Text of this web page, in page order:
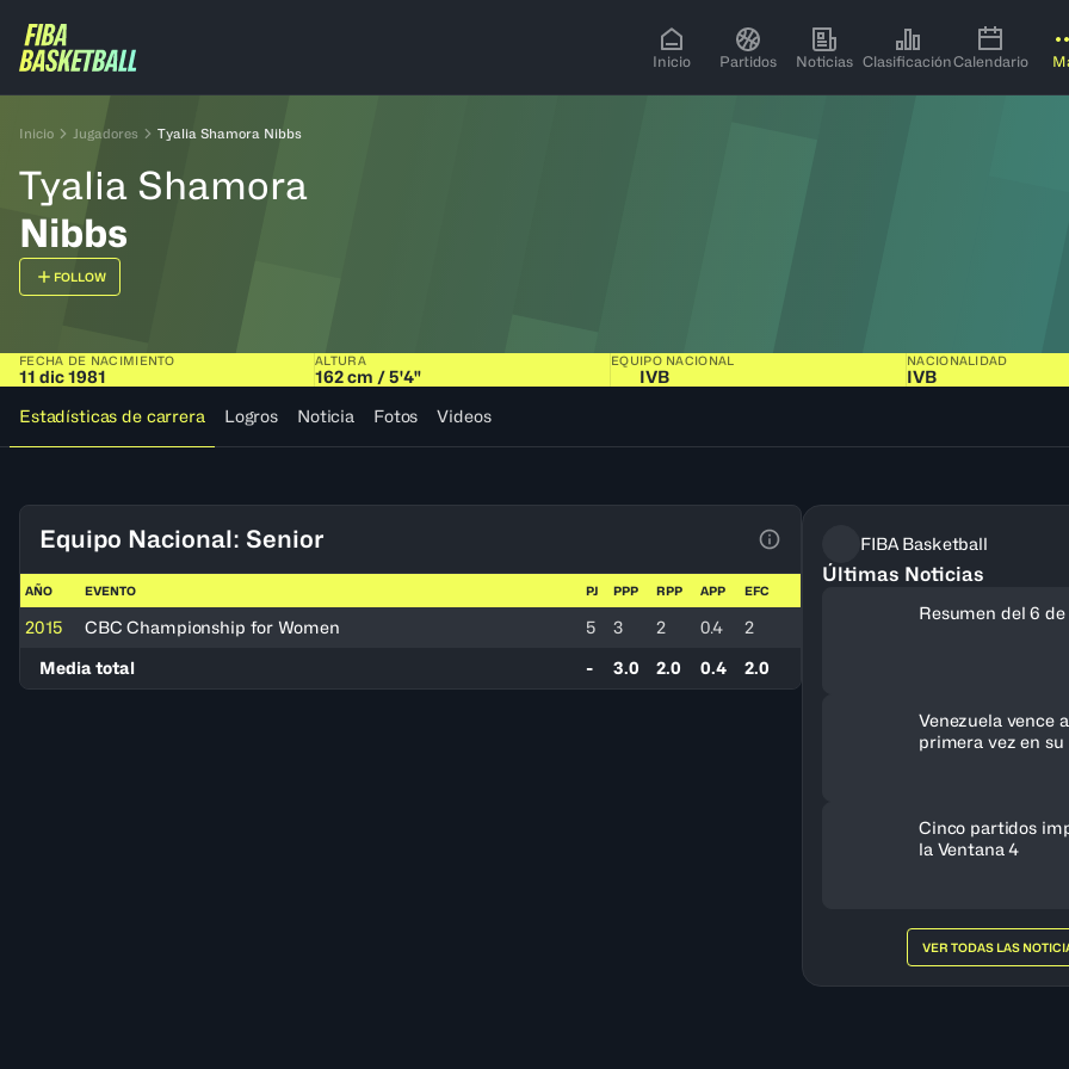
Inicio Partidos Noticias ClasificaciónCalendario
Inicio Jugadores Tyalia Shamora Nibbs
Tyalia Shamora
Nibbs
FOLLOW
FECHA DE NACIMIENTO
11 dic 1981
ALTURA
162 cm / 5'4"
EQUIPO NACIONAL
IVB
NACIONALIDAD
IVB
Estadísticas de carrera
Logros Noticia Fotos Videos
Equipo Nacional: Senior
Ver la leyenda
AÑO EVENTO PJ PPP RPP APP EFC
2015 CBC Championship for Women 5 3 2 0.4
2
Media total
- 3.0 2.0 0.4 2.0
FIBA Basketball
Últimas Noticias
Resumen del 6 de
Venezuela vence
primera vez en
Cinco partidos
la Ventana 4
VER TODAS LAS